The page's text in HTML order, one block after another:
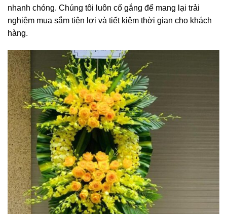
nhanh chóng. Chúng tôi luôn cố gắng để mang lại trải
nghiệm mua sắm tiện lợi và tiết kiệm thời gian cho khách
hàng.